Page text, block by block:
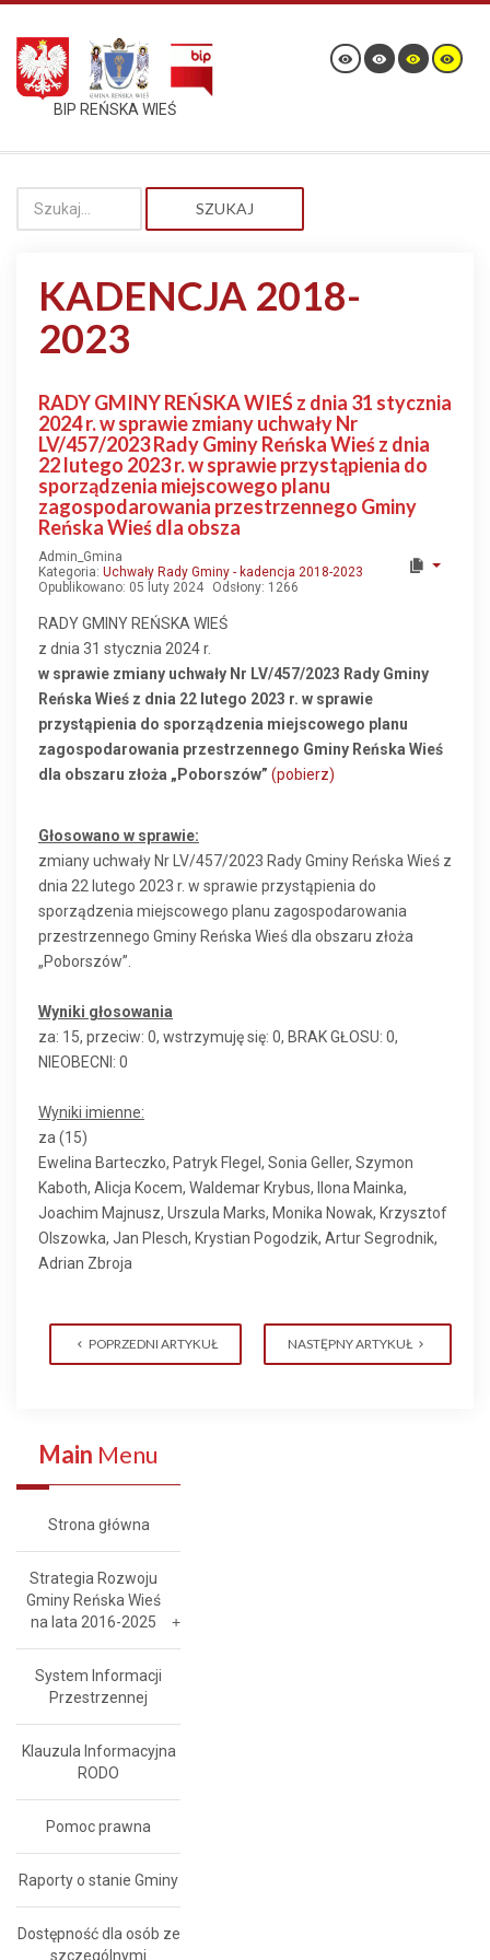
BIP REŃSKA WIEŚ
SZUKAJ
KADENCJA 2018-
2023
RADY GMINY REŃSKA WIEŚ z dnia 31 stycznia
2024 r. w sprawie zmiany uchwały Nr
LV/457/2023 Rady Gminy Reńska Wieś z dnia
22 lutego 2023 r. w sprawie przystąpienia do
sporządzenia miejscowego planu
zagospodarowania przestrzennego Gminy
Reńska Wieś dla obsza
Admin_Gmina
Kategoria: Uchwały Rady Gminy - kadencja 2018-2023
Opublikowano: 05 luty 2024
Odsłony: 1266
RADY GMINY REŃSKA WIEŚ
z dnia 31 stycznia 2024 r.
w sprawie zmiany uchwały Nr LV/457/2023 Rady Gminy
Reńska Wieś z dnia 22 lutego 2023 r. w sprawie
przystąpienia do sporządzenia miejscowego planu
zagospodarowania przestrzennego Gminy Reńska Wieś
dla obszaru złoża „Poborszów” (pobierz)
Głosowano w sprawie:
zmiany uchwały Nr LV/457/2023 Rady Gminy Reńska Wieś z
dnia 22 lutego 2023 r. w sprawie przystąpienia do
sporządzenia miejscowego planu zagospodarowania
przestrzennego Gminy Reńska Wieś dla obszaru złoża
„Poborszów”.
Wyniki głosowania
za: 15, przeciw: 0, wstrzymuję się: 0, BRAK GŁOSU: 0,
NIEOBECNI: 0
Wyniki imienne:
za (15)
Ewelina Barteczko, Patryk Flegel, Sonia Geller, Szymon
Kaboth, Alicja Kocem, Waldemar Krybus, Ilona Mainka,
Joachim Majnusz, Urszula Marks, Monika Nowak, Krzysztof
Olszowka, Jan Plesch, Krystian Pogodzik, Artur Segrodnik,
Adrian Zbroja
POPRZEDNI ARTYKUŁ NASTĘPNY ARTYKUŁ
Main Menu
Strona główna
Strategia Rozwoju
Gminy Reńska Wieś
na lata 2016-2025
System Informacji
Przestrzennej
Klauzula Informacyjna
RODO
Pomoc prawna
Raporty o stanie Gminy
Dostępność dla osób ze
szczególnymi